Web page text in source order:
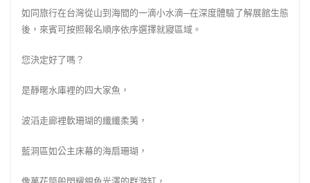
如同旅行在台灣從山到海間的一滴小水滴─在深度體驗了解展館生態
後，來賓可按照報名順序依序選擇就寢區域。
您決定好了嗎？
是靜暱水庫裡的四大家魚，
波滔走廊裡軟珊瑚的纖纖柔荑，
藍洞區如公主床幕的海扇珊瑚，